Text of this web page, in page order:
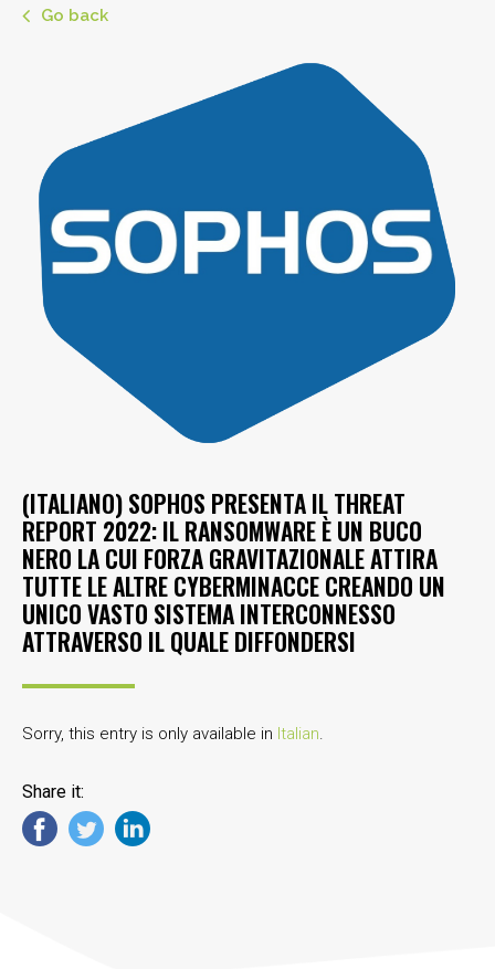
Go back
(ITALIANO) SOPHOS PRESENTA IL THREAT
REPORT 2022: IL RANSOMWARE È UN BUCO
NERO LA CUI FORZA GRAVITAZIONALE ATTIRA
TUTTE LE ALTRE CYBERMINACCE CREANDO UN
UNICO VASTO SISTEMA INTERCONNESSO
ATTRAVERSO IL QUALE DIFFONDERSI
Sorry, this entry is only available in Italian.
Share it: